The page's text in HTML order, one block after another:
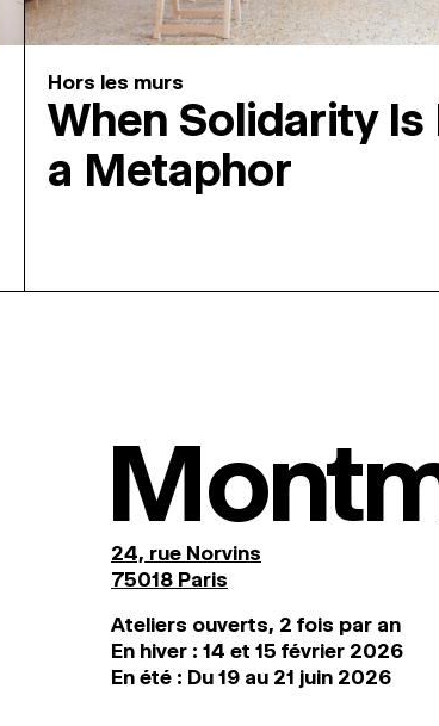
Hors les murs
When Solidarity Is
a Metaphor
24, rue Norvins
75018 Paris
Ateliers ouverts, 2 fois par an
En hiver : 14 et 15 février 2026
En été : Du 19 au 21 juin 2026